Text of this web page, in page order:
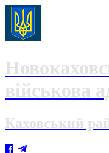
військова
Каховський